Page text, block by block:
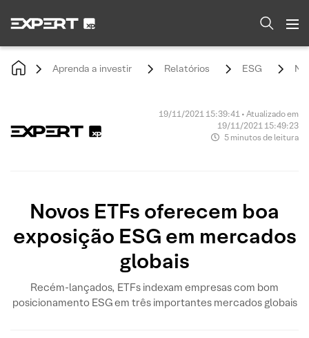
Aprenda a investir Relatórios ESG
19/11/2021 15:39:41 • Atualizado em
19/11/2021 15:49:23
5 minutos de leitura
Novos ETFs oferecem boa
exposição ESG em mercados
globais
Recém-lançados, ETFs indexam empresas com bom
posicionamento ESG em três importantes mercados globais